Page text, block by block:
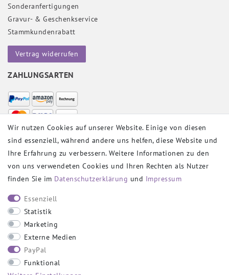
Sonderanfertigungen
Gravur- & Geschenkservice
Stammkundenrabatt
Vertrag widerrufen
ZAHLUNGSARTEN
VERSANDPARTNER
SOCIAL
SICHER EINKAUFEN
Wir nutzen Cookies auf unserer Website. Einige von diesen
sind essenziell, während andere uns helfen, diese Website und
Ihre Erfahrung zu verbessern. Weitere Informationen zu den
von uns verwendeten Cookies und Ihren Rechten als Nutzer
finden Sie im Daten­schutz­erklärung und Impressum
Essenziell
Statistik
Marketing
Externe Medien
PayPal
Funktional